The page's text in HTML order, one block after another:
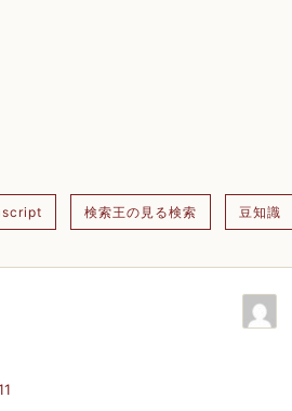
検索王の見る検索 豆知識